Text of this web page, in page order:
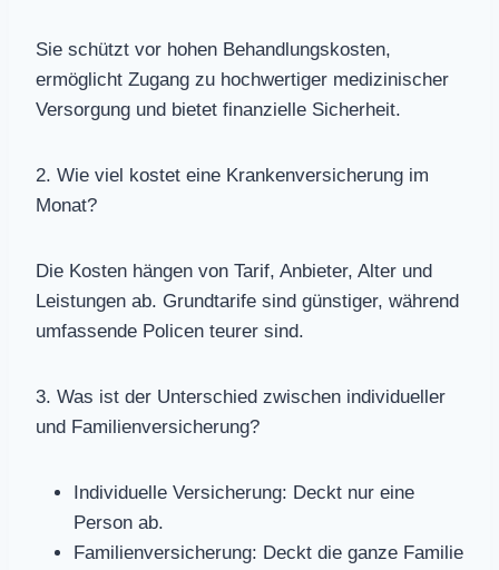
Sie schützt vor hohen Behandlungskosten,
ermöglicht Zugang zu hochwertiger medizinischer
Versorgung und bietet finanzielle Sicherheit.
2. Wie viel kostet eine Krankenversicherung im
Monat?
Die Kosten hängen von Tarif, Anbieter, Alter und
Leistungen ab. Grundtarife sind günstiger, während
umfassende Policen teurer sind.
3. Was ist der Unterschied zwischen individueller
und Familienversicherung?
Individuelle Versicherung: Deckt nur eine
Person ab.
Familienversicherung: Deckt die ganze Familie